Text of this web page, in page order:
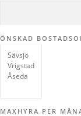
ÖNSKAD
MAXHYRA PER